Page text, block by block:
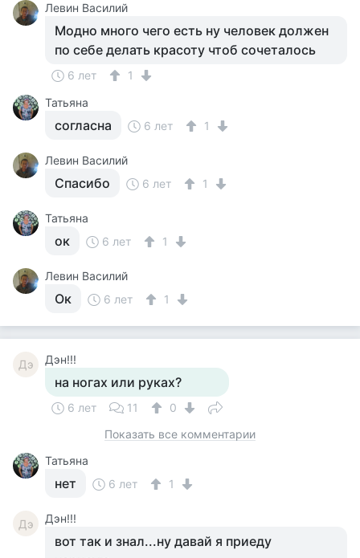
Левин Василий
Модно много чего есть ну человек должен
по себе делать красоту чтоб сочеталось
6 лет
1
Татьяна
согласна 6 лет 1
Левин Василий
Спасибо 6 лет 1
Татьяна
ок 6 лет 1
Левин Василий
Ок 6 лет 1
Дэ Дэн!!!
на ногах или руках?
6 лет 11
0
Показать все комментарии
Татьяна
нет 6 лет 1
Дэ Дэн!!!
вот так и знал...ну давай я приеду